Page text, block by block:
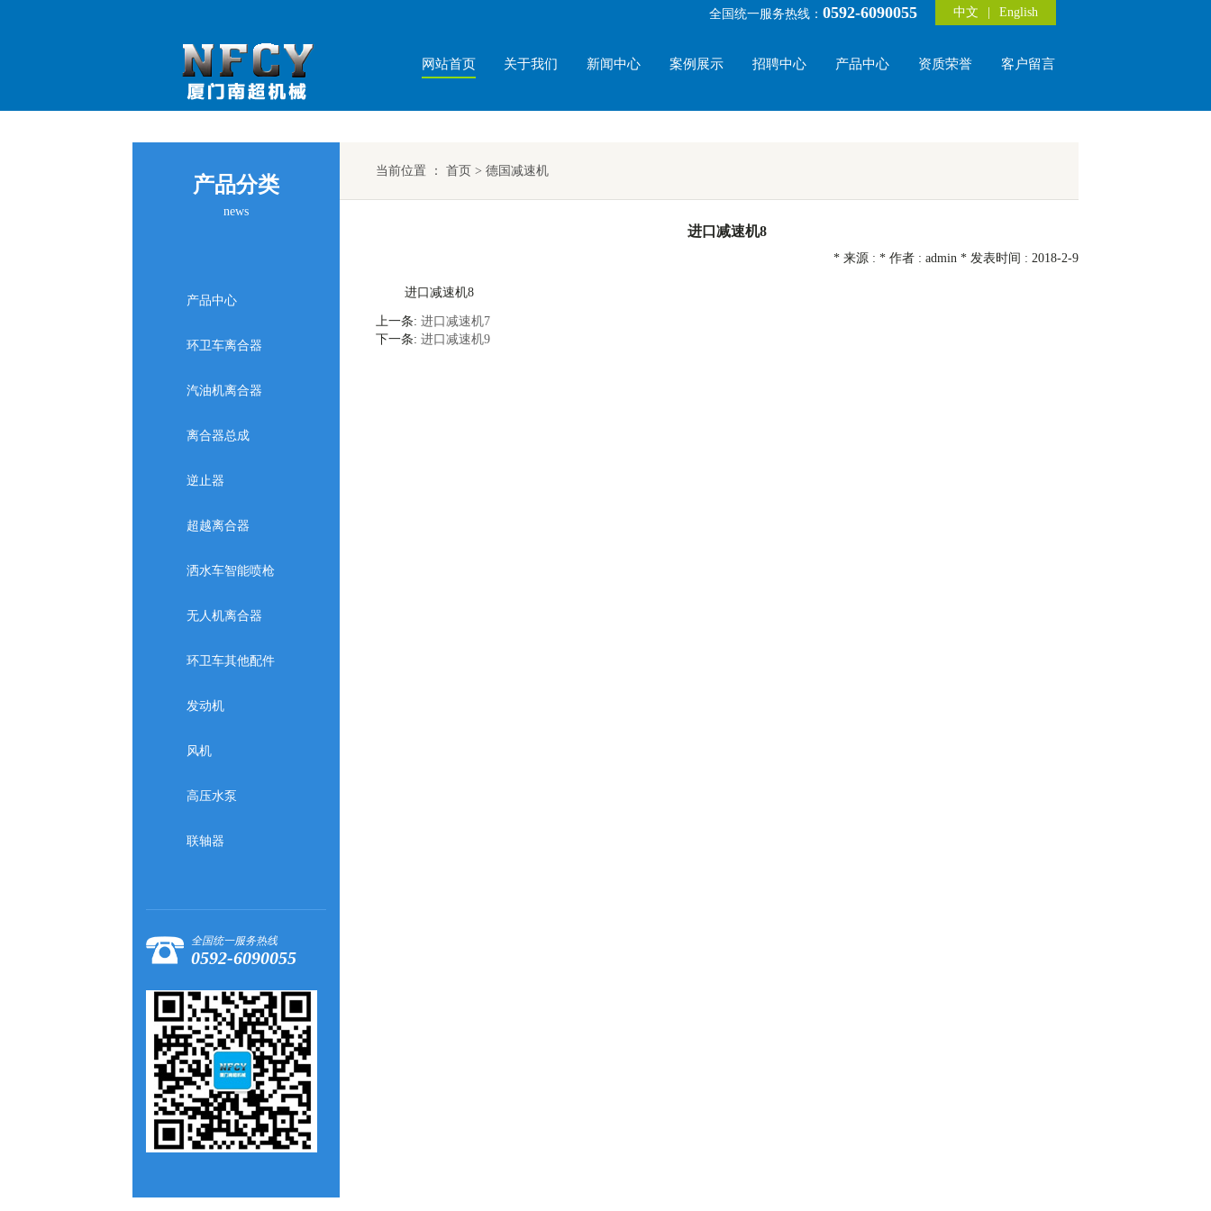
中文 English
全国统一服务热线： 0592-6090055
网站首页 关于我们 新闻中心 案例展示 招聘中心 产品中心 资质荣誉 客户留言
产品分类
news
产品中心
环卫车离合器
汽油机离合器
离合器总成
逆止器
超越离合器
洒水车智能喷枪
无人机离合器
环卫车其他配件
发动机
风机
高压水泵
联轴器
全国统一服务热线
0592-6090055
当前位置 ： 首页 > 德国减速机
进口减速机8
* 来源 : * 作者 : admin * 发表时间 : 2018-2-9
进口减速机8
上一条: 进口减速机7
下一条: 进口减速机9